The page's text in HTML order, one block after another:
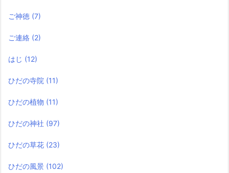
ご神徳 (7)
ご連絡 (2)
はじ (12)
ひだの寺院 (11)
ひだの植物 (11)
ひだの神社 (97)
ひだの草花 (23)
ひだの風景 (102)